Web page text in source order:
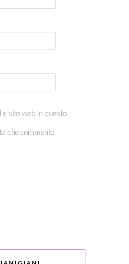
e sito web in questo
che commento.